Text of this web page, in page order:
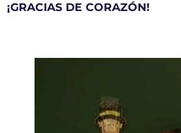
¡GRACIAS DE CORAZÓN!